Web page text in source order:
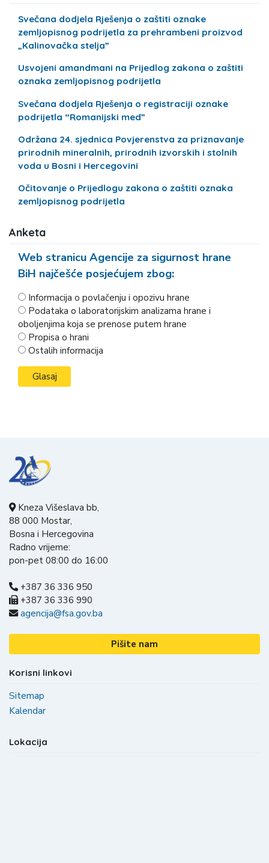
Svečana dodjela Rješenja o zaštiti oznake
zemljopisnog podrijetla za prehrambeni proizvod
„Kalinovačka stelja”
Usvojeni amandmani na Prijedlog zakona o zaštiti
oznaka zemljopisnog podrijetla
Svečana dodjela Rješenja o registraciji oznake
podrijetla “Romanijski med”
Održana 24. sjednica Povjerenstva za priznavanje
prirodnih mineralnih, prirodnih izvorskih i stolnih
voda u Bosni i Hercegovini
Očitovanje o Prijedlogu zakona o zaštiti oznaka
zemljopisnog podrijetla
Anketa
Web stranicu Agencije za sigurnost hrane
BiH najčešće posjećujem zbog:
Informacija o povlačenju i opozivu hrane
Podataka o laboratorijskim analizama hrane i
oboljenjima koja se prenose putem hrane
Propisa o hrani
Ostalih informacija
Kneza Višeslava bb,
88 000 Mostar,
Bosna i Hercegovina
Radno vrijeme:
pon-pet 08:00 do 16:00
+387 36 336 950
+387 36 336 990
agencija@fsa.gov.ba
Pišite nam
Korisni linkovi
Sitemap
Kalendar
Lokacija